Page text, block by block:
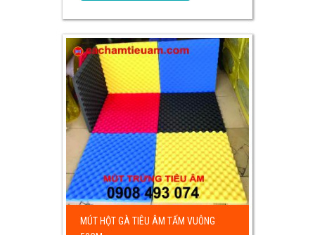
MÚT HỘT GÀ TIÊU ÂM TẤM VUÔNG